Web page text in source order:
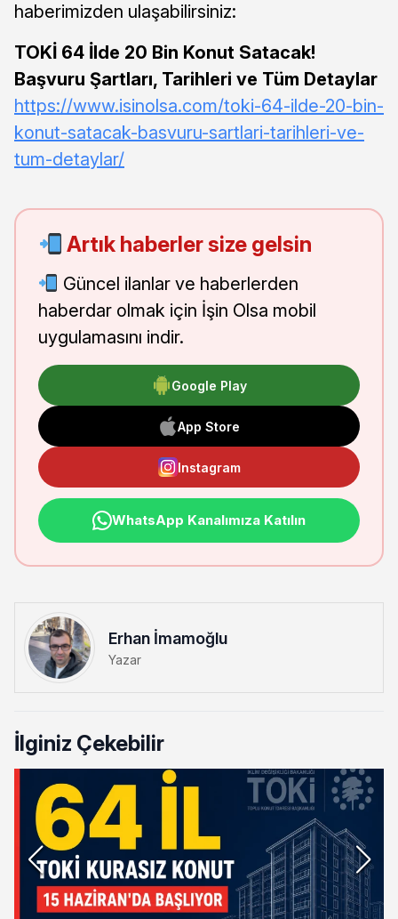
haberimizden ulaşabilirsiniz:
TOKİ 64 İlde 20 Bin Konut Satacak!
Başvuru Şartları, Tarihleri ve Tüm Detaylar
https://www.isinolsa.com/toki-64-ilde-20-bin-
konut-satacak-basvuru-sartlari-tarihleri-ve-
tum-detaylar/
Artık haberler size gelsin
Güncel ilanlar ve haberlerden
haberdar olmak için İşin Olsa mobil
uygulamasını indir.
Google Play
App Store
Instagram
WhatsApp Kanalımıza Katılın
Erhan İmamoğlu
Yazar
İlginiz Çekebilir